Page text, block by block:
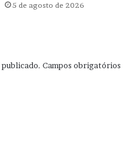
5 de agosto de 2026
publicado. Campos obrigatórios